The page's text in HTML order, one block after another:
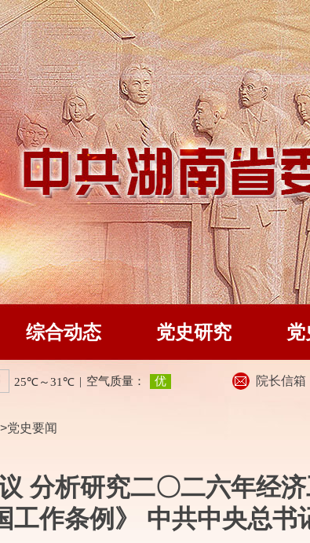
综合动态 党史研究 党
院长信箱
>党史要闻
分析研究二〇二六年经
工作条例》 中共中央总书